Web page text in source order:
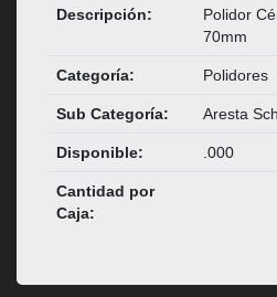
Descripción:
Polidor
70mm
Categoría: Polidores
Sub Categoría: Aresta
Disponible: .000
Cantidad por
Caja: